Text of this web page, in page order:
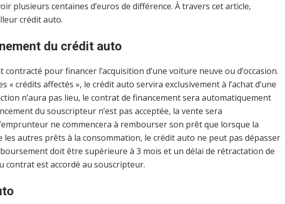
plusieurs centaines d’euros de différence. À travers cet article,
crédit auto.
du crédit auto
pour financer l’acquisition d’une voiture neuve ou d’occasion.
« crédits affectés », le crédit auto servira exclusivement à l’achat d’une
n’aura pas lieu, le contrat de financement sera automatiquement
du souscripteur n’est pas acceptée, la vente sera
ne commencera à rembourser son prêt que lorsque la
les autres prêts à la consommation, le crédit auto ne peut pas dépasser
doit être supérieure à 3 mois et un délai de rétractation de
contrat est accordé au souscripteur.